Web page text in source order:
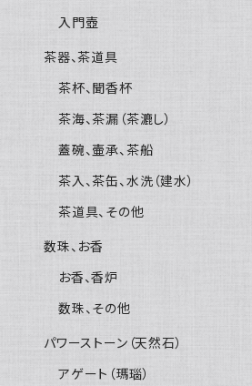
入門壺
茶器、茶道具
茶杯、聞香杯
茶海、茶漏（茶漉し）
蓋碗、壷承、茶船
茶入、茶缶、水洗（建水）
茶道具、その他
数珠、お香
お香、香炉
数珠、その他
パワーストーン（天然石）
アゲート（瑪瑙）